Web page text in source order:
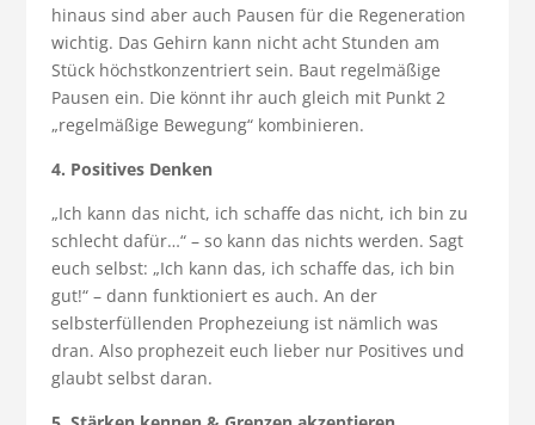
hinaus sind aber auch Pausen für die Regeneration
wichtig. Das Gehirn kann nicht acht Stunden am
Stück höchstkonzentriert sein. Baut regelmäßige
Pausen ein. Die könnt ihr auch gleich mit Punkt 2
„regelmäßige Bewegung“ kombinieren.
4. Positives Denken
„Ich kann das nicht, ich schaffe das nicht, ich bin zu
schlecht dafür…“ – so kann das nichts werden. Sagt
euch selbst: „Ich kann das, ich schaffe das, ich bin
gut!“ – dann funktioniert es auch. An der
selbsterfüllenden Prophezeiung ist nämlich was
dran. Also prophezeit euch lieber nur Positives und
glaubt selbst daran.